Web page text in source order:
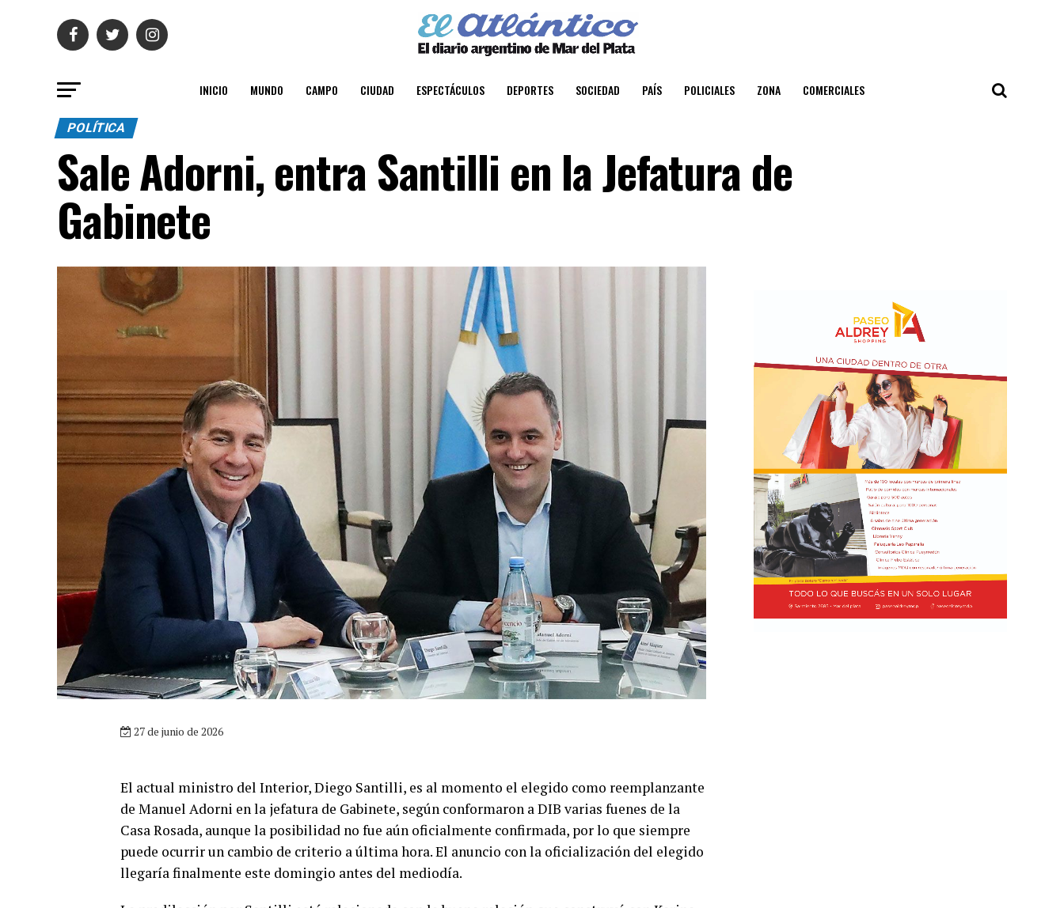
INICIO MUNDO CAMPO CIUDAD ESPECTÁCULOS DEPORTES SOCIEDAD PAÍS POLICIALES ZONA COMERCIALES
POLÍTICA
Sale Adorni, entra Santilli en la Jefatura de
Gabinete
27 de junio de 2026
El actual ministro del Interior, Diego Santilli, es al momento el elegido como reemplanzante
de Manuel Adorni en la jefatura de Gabinete, según conformaron a DIB varias fuenes de la
Casa Rosada, aunque la posibilidad no fue aún oficialmente confirmada, por lo que siempre
puede ocurrir un cambio de criterio a última hora. El anuncio con la oficialización del elegido
llegaría finalmente este domingio antes del mediodía.